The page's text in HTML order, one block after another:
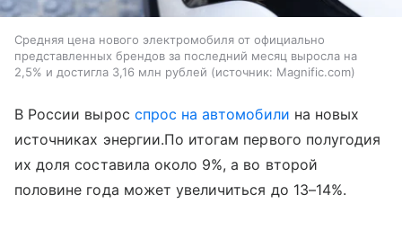
Средняя цена нового электромобиля от официально
представленных брендов за последний месяц выросла на
2,5% и достигла 3,16 млн рублей
источник: Magnific.com
В России вырос спрос на автомобили на новых
источниках энергии.По итогам первого полугодия
их доля составила около 9%, а во второй
половине года может увеличиться до 13–14%.